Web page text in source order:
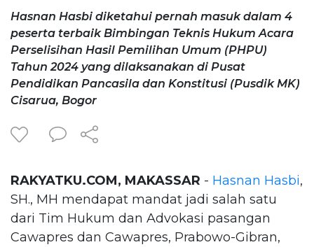
Hasnan Hasbi diketahui pernah masuk dalam 4
peserta terbaik Bimbingan Teknis Hukum Acara
Perselisihan Hasil Pemilihan Umum (PHPU)
Tahun 2024 yang dilaksanakan di Pusat
Pendidikan Pancasila dan Konstitusi (Pusdik MK)
Cisarua, Bogor
RAKYATKU.COM, MAKASSAR - Hasnan Hasbi,
SH., MH mendapat mandat jadi salah satu
dari Tim Hukum dan Advokasi pasangan
Cawapres dan Cawapres, Prabowo-Gibran,